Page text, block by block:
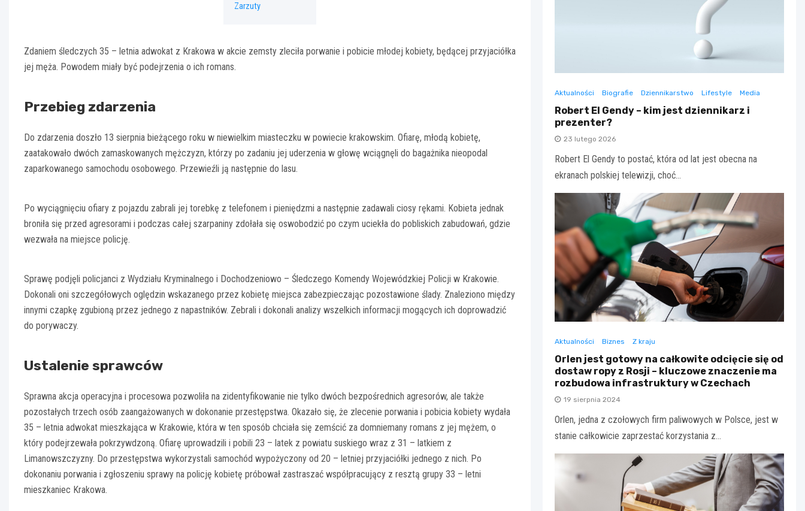
Zarzuty
Zdaniem śledczych 35 – letnia adwokat z Krakowa w akcie zemsty zleciła porwanie i pobicie młodej kobiety, będącej przyjaciółka
jej męża. Powodem miały być podejrzenia o ich romans.
Przebieg zdarzenia
Do zdarzenia doszło 13 sierpnia bieżącego roku w niewielkim miasteczku w powiecie krakowskim. Ofiarę, młodą kobietę,
zaatakowało dwóch zamaskowanych mężczyzn, którzy po zadaniu jej uderzenia w głowę wciągnęli do bagażnika nieopodal
zaparkowanego samochodu osobowego. Przewieźli ją następnie do lasu.
Po wyciągnięciu ofiary z pojazdu zabrali jej torebkę z telefonem i pieniędzmi a następnie zadawali ciosy rękami. Kobieta jednak
broniła się przed agresorami i podczas całej szarpaniny zdołała się oswobodzić po czym uciekła do pobliskich zabudowań, gdzie
wezwała na miejsce policję.
Sprawę podjęli policjanci z Wydziału Kryminalnego i Dochodzeniowo – Śledczego Komendy Wojewódzkiej Policji w Krakowie.
Dokonali oni szczegółowych oględzin wskazanego przez kobietę miejsca zabezpieczając pozostawione ślady. Znaleziono między
innymi czapkę zgubioną przez jednego z napastników. Zebrali i dokonali analizy wszelkich informacji mogących ich doprowadzić
do porywaczy.
Ustalenie sprawców
Sprawna akcja operacyjna i procesowa pozwoliła na zidentyfikowanie nie tylko dwóch bezpośrednich agresorów, ale także
pozostałych trzech osób zaangażowanych w dokonanie przestępstwa. Okazało się, że zlecenie porwania i pobicia kobiety wydała
35 – letnia adwokat mieszkająca w Krakowie, która w ten sposób chciała się zemścić za domniemany romans z jej mężem, o
który podejrzewała pokrzywdzoną. Ofiarę uprowadzili i pobili 23 – latek z powiatu suskiego wraz z 31 – latkiem z
Limanowszczyzny. Do przestępstwa wykorzystali samochód wypożyczony od 20 – letniej przyjaciółki jednego z nich. Po
dokonaniu porwania i zgłoszeniu sprawy na policję kobietę próbował zastraszać współpracujący z resztą grupy 33 – letni
mieszkaniec Krakowa.
Aktualności Biografie Dziennikarstwo Lifestyle Media
Robert El Gendy – kim jest dziennikarz i
prezenter?
23 lutego 2026
Robert El Gendy to postać, która od lat jest obecna na
ekranach polskiej telewizji, choć…
Aktualności Biznes Z kraju
Orlen jest gotowy na całkowite odcięcie się od
dostaw ropy z Rosji – kluczowe znaczenie ma
rozbudowa infrastruktury w Czechach
19 sierpnia 2024
Orlen, jedna z czołowych firm paliwowych w Polsce, jest w
stanie całkowicie zaprzestać korzystania z…